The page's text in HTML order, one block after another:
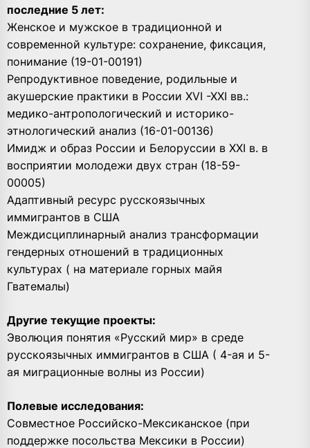
последние 5 лет:
Женское и мужское в традиционной и
современной культуре: сохранение, фиксация,
понимание (19-01-00191)
Репродуктивное поведение, родильные и
акушерские практики в России XVI -XXI вв.:
медико-антропологический и историко-
этнологический анализ (16-01-00136)
Имидж и образ России и Белоруссии в ХХI в. в
восприятии молодежи двух стран (18-59-
00005)
Адаптивный ресурс русскоязычных
иммигрантов в США
Междисциплинарный анализ трансформации
гендерных отношений в традиционных
культурах ( на материале горных майя
Гватемалы)
Другие текущие проекты:
Эволюция понятия «Русский мир» в среде
русскоязычных иммигрантов в США ( 4-ая и 5-
ая миграционные волны из России)
Полевые исследования:
Совместное Российско-Мексиканское (при
поддержке посольства Мексики в России)